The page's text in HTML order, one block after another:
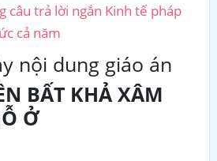
câu trả lời ngắn Kinh tế pháp
cả năm
nội dung giáo án
BẤT KHẢ XÂM
Ở